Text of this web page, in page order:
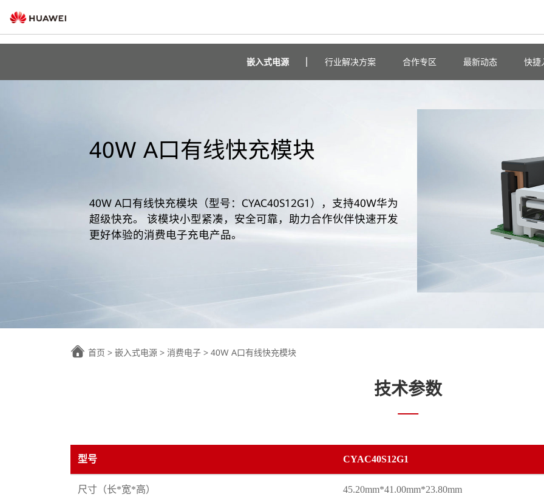
嵌入式电源 行业解决方案 合作专区 最新动态 快捷
40W A口有线快充模块
40W A口有线快充模块（型号：CYAC40S12G1），支持40W华为
超级快充。 该模块小型紧凑，安全可靠，助力合作伙伴快速开发
更好体验的消费电子充电产品。
首页 > 嵌入式电源> 消费电子> 40W A口有线快充模块
技术参数
型号 CYAC40S12G1
尺寸（长*宽*高） 45.20mm*41.00mm*23.80mm